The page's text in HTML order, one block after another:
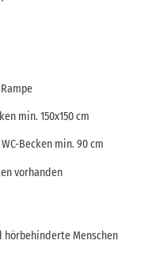
min. 150x150 cm
Becken min. 90 cm
vorhanden
Menschen